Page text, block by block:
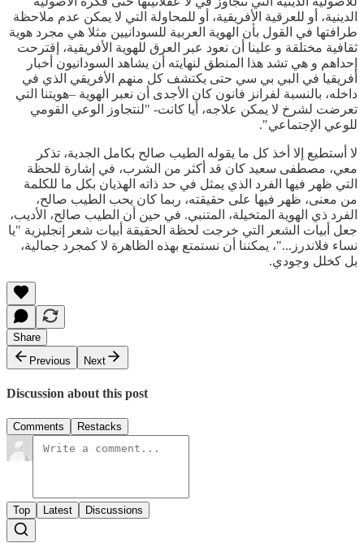
الدينية، أو للعرقية الأفريقية، أو للمحاولة التي لا يمكن عدم ملاحظة
طرافتها في القول بأن الهوية العربية للسودانيين مثلا هي مجرد هوية
ثقافية مختلقة و علينا أن نعود عبر العرق للهوية الأفريقية، إقترحت
إحداهم و هي تشد هذا المنطق لنهايته أن يشاهد السودانيون أخبار
أفريقيا في البي بي سي حتى يكتشف كل منهم الأفريقي الذي في
داخله، بالنسبة لفرانز فانون كان الأجدى أن نعبر الهوية –هويتنا التي
تعرضت لشرخ لا يمكن علاجه، أيا كانت- "لنتجاوز الوعي القومي
للوعي الإجتماعي".
لا أستطيع إلا أخذ كل ما يقوله الطيب صالح بكامل الجدية، تذكر
معي، مصطفى سعيد كان قد أكثر من الشرب، في إشارة للحظة
التي ظهر فيها الفرد الذي يمثل في حد ذاته الهذيان بكل ما للكلمة
من معنى، ظهر فيها على حقيقته، ربما كان يحب الطيب صالح،
الفرد ذي الهوية المتخيلة، المتنبي. في حين أن الطيب صالح، الأديب،
جعل أبيات الشعر التي خرجت لحظة الحقيقة أبيات شعر إنجليزية "يا
نساء فلاندرز..."، يمكننا أن نستمتع بهذه الظاهرة لا كمجرد جمالية،
بل كخلل وجودي.
Share
Previous
Next
Discussion about this post
Comments Restacks
Top Latest Discussions